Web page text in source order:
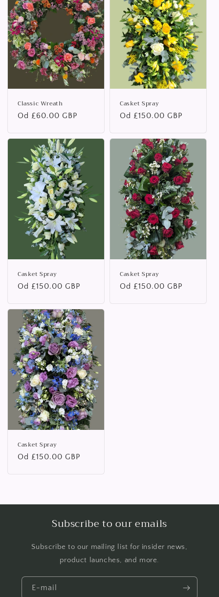
Classic Wreath
Běžná
Od £60.00 GBP
Casket Spray
Běžná
Od £150.00 GBP
Casket Spray
Běžná
Od £150.00 GBP
Casket Spray
Běžná
Od £150.00 GBP
Casket Spray
Běžná
Od £150.00 GBP
Subscribe to our emails
Subscribe to our mailing list for insider news,
product launches, and more.
E-mail